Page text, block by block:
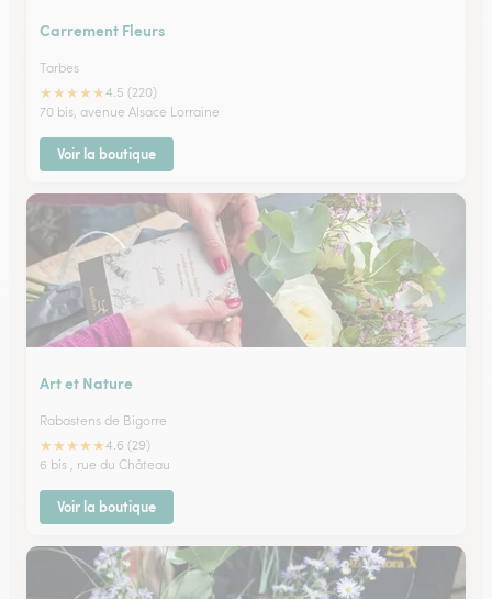
Carrement Fleurs
Tarbes
★★★★★4.5 (220)
70 bis, avenue Alsace Lorraine
Voir la boutique
Art et Nature
Rabastens de Bigorre
★★★★★4.6 (29)
6 bis , rue du Château
Voir la boutique